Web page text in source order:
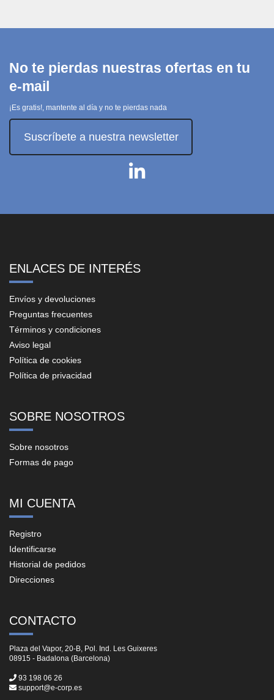
No te pierdas nuestras ofertas en tu
e-mail
¡Es gratis!, mantente al día y no te pierdas nada
Suscríbete a nuestra newsletter
ENLACES DE INTERÉS
Envíos y devoluciones
Preguntas frecuentes
Términos y condiciones
Aviso legal
Política de cookies
Política de privacidad
SOBRE NOSOTROS
Sobre nosotros
Formas de pago
MI CUENTA
Registro
Identificarse
Historial de pedidos
Direcciones
CONTACTO
Plaza del Vapor, 20-B, Pol. Ind. Les Guixeres
08915 - Badalona (Barcelona)
93 198 06 26
support@e-corp.es